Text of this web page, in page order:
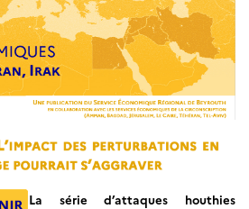
La série d’attaques houthies